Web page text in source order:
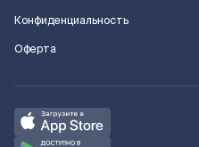
Конфиденциальность
Оферта